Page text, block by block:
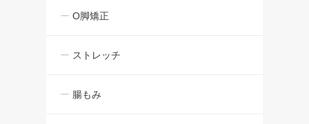
O脚矯正
ストレッチ
腸もみ